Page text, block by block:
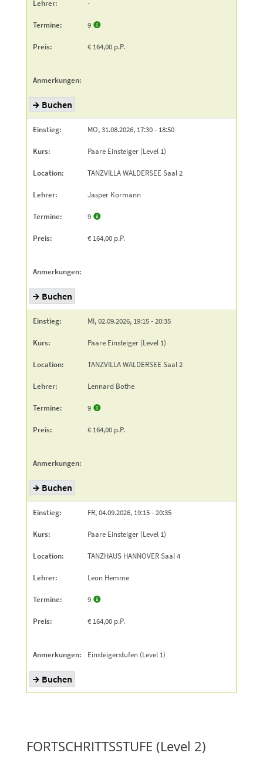
FORTSCHRITTSSTUFE (Level 2)